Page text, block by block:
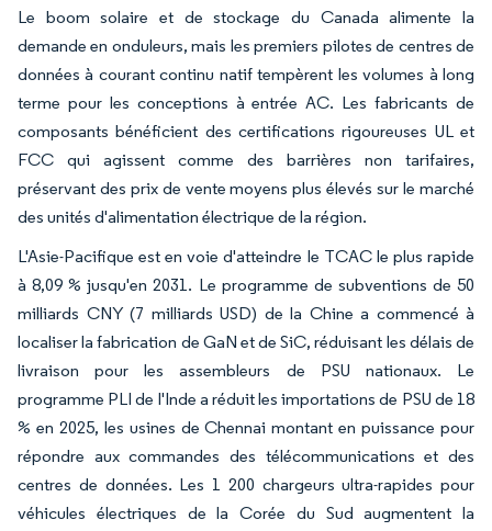
Le boom solaire et de stockage du Canada alimente la
demande en onduleurs, mais les premiers pilotes de centres de
données à courant continu natif tempèrent les volumes à long
terme pour les conceptions à entrée AC. Les fabricants de
composants bénéficient des certifications rigoureuses UL et
FCC qui agissent comme des barrières non tarifaires,
préservant des prix de vente moyens plus élevés sur le marché
des unités d'alimentation électrique de la région.
L'Asie-Pacifique est en voie d'atteindre le TCAC le plus rapide
à 8,09 % jusqu'en 2031. Le programme de subventions de 50
milliards CNY (7 milliards USD) de la Chine a commencé à
localiser la fabrication de GaN et de SiC, réduisant les délais de
livraison pour les assembleurs de PSU nationaux. Le
programme PLI de l'Inde a réduit les importations de PSU de 18
% en 2025, les usines de Chennai montant en puissance pour
répondre aux commandes des télécommunications et des
centres de données. Les 1 200 chargeurs ultra-rapides pour
véhicules électriques de la Corée du Sud augmentent la